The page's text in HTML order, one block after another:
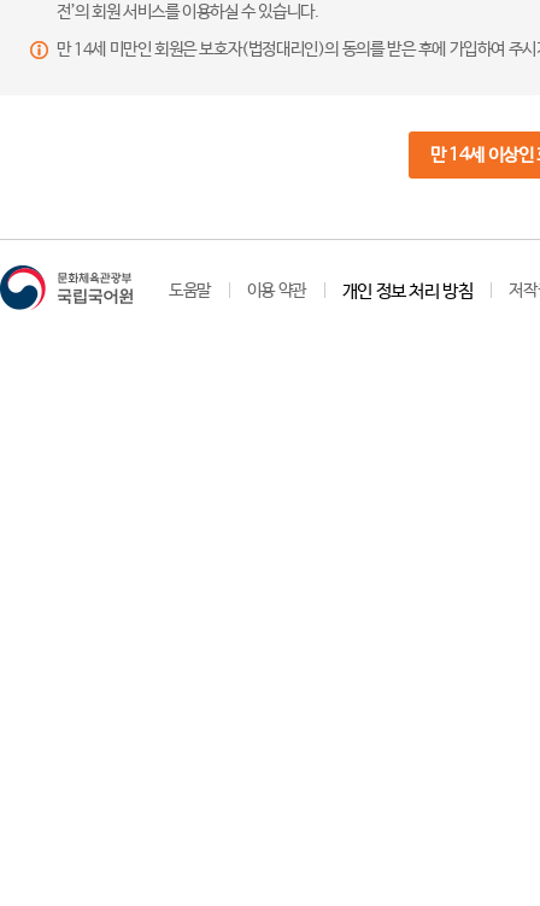
전’의 회원 서비스를 이용하실 수 있습니다.
만 14세 미만인 회원은 보호자(법정대리인)의 동의를 받은 후에 가입하여 주
만 14세 이상인
도움말 이용 약관 개인 정보 처리 방침 저